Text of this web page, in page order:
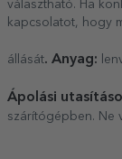
választható. Ha
kapcsolatot, hogy
állását. Anyag:
Ápolási
szárítógépben. Ne